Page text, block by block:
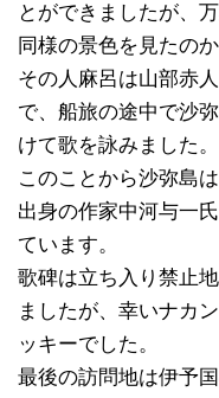
とができましたが、
同様の景色を見たの
その人麻呂は山部赤
で、船旅の途中で沙
けて歌を詠みました。
このことから沙弥島
出身の作家中河与一
ています。
歌碑は立ち入り禁止
ましたが、幸いナカ
ッキーでした。
最後の訪問地は伊予